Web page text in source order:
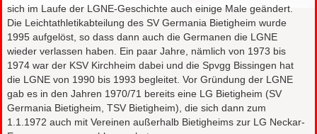
sich im Laufe der LGNE-Geschichte auch einige Male geändert.
Die Leichtathletikabteilung des SV Germania Bietigheim wurde
1995 aufgelöst, so dass dann auch die Germanen die LGNE
wieder verlassen haben. Ein paar Jahre, nämlich von 1973 bis
1974 war der KSV Kirchheim dabei und die Spvgg Bissingen hat
die LGNE von 1990 bis 1993 begleitet. Vor Gründung der LGNE
gab es in den Jahren 1970/71 bereits eine LG Bietigheim (SV
Germania Bietigheim, TSV Bietigheim), die sich dann zum
1.1.1972 auch mit Vereinen außerhalb Bietigheims zur LG Neckar-